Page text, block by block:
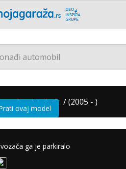
automobil
/Cobalt /(2005 - )
ovaj model
ga je parkiralo